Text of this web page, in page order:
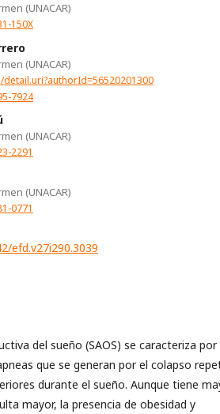
(UNACAR)
150X
(UNACAR)
7924
(UNACAR)
2291
(UNACAR)
0771
efd.v27i290.3039
del sueño (SAOS) se caracteriza por
que se generan por el colapso
durante el sueño. Aunque tiene
mayor, la presencia de obesidad y